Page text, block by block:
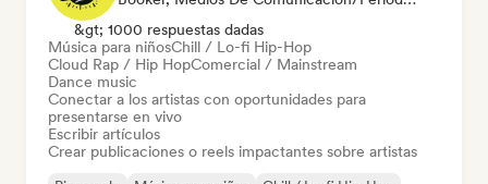
&gt; 1000 respuestas dadas
Música para niñosChill / Lo-fi Hip-Hop
Cloud Rap / Hip HopComercial / Mainstream
Dance music
Conectar a los artistas con oportunidades para
presentarse en vivo
Escribir artículos
Crear publicaciones o reels impactantes sobre artistas